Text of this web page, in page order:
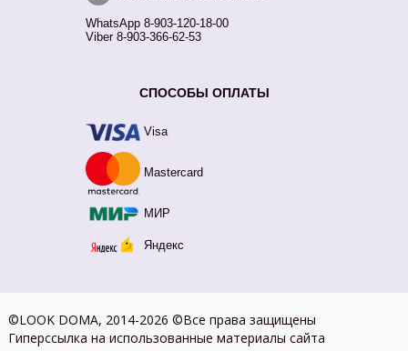
WhatsApp 8-903-120-18-00
Viber 8-903-366-62-53
СПОСОБЫ ОПЛАТЫ
Visa
Mastercard
МИР
Яндекс
©LOOK DOMA, 2014-2026 ©Все права защищены
Гиперссылка на использованные материалы сайта